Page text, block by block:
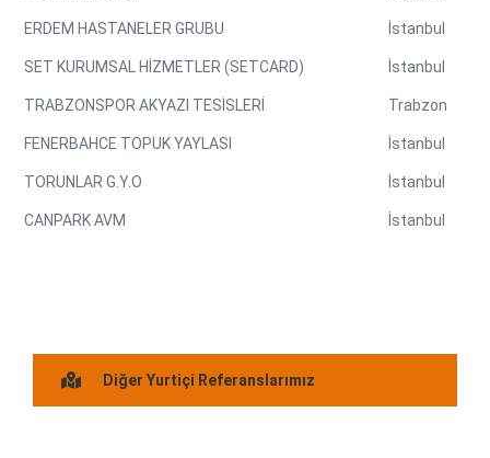
ERDEM HASTANELER GRUBU İstanbul
SET KURUMSAL HİZMETLER (SETCARD) İstanbul
TRABZONSPOR AKYAZI TESİSLERİ Trabzon
FENERBAHCE TOPUK YAYLASI İstanbul
TORUNLAR G.Y.O İstanbul
CANPARK AVM İstanbul
Diğer Yurtiçi Referanslarımız